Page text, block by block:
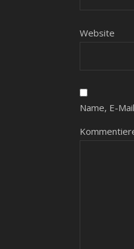
Website
Name, E-